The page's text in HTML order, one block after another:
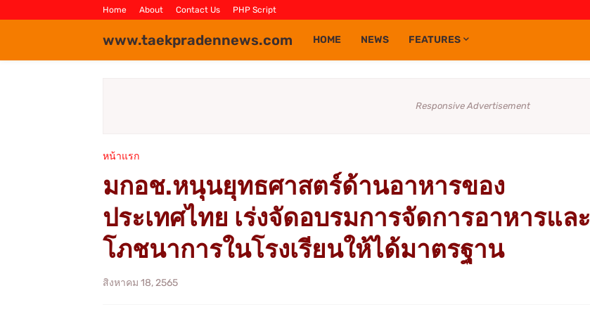
Home About Contact Us PHP Script
www.taekpradennews.com HOME NEWS FEATURES
Responsive Advertisement
หน้าแรก
มกอช.หนุนยุทธศาสตร์ด้านอาหารของ
ประเทศไทย เร่งจัดอบรมการจัดการอาหารและ
โภชนาการในโรงเรียนให้ได้มาตรฐาน
สิงหาคม 18, 2565